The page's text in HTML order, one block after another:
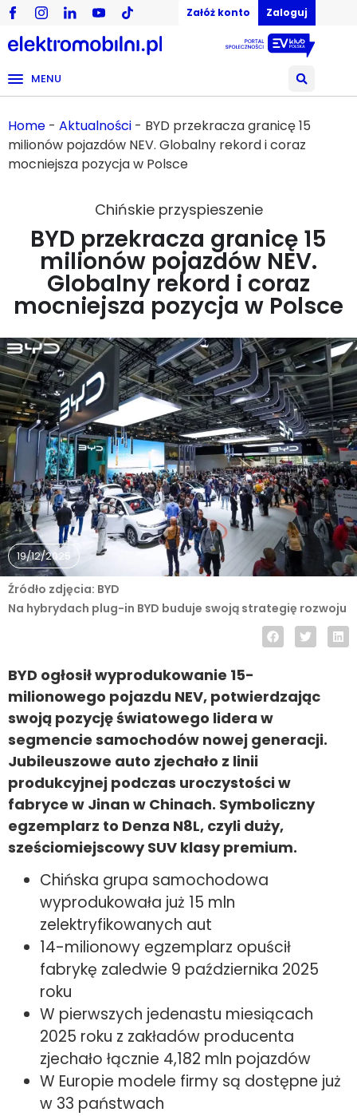
Załóż konto Zaloguj
MENU
Home - Aktualności - BYD przekracza granicę 15
milionów pojazdów NEV. Globalny rekord i coraz
mocniejsza pozycja w Polsce
Chińskie przyspieszenie
BYD przekracza granicę 15
milionów pojazdów NEV.
Globalny rekord i coraz
mocniejsza pozycja w Polsce
19/12/2025
Na hybrydach plug-in BYD buduje swoją strategię rozwoju
Źródło zdjęcia: BYD
BYD ogłosił wyprodukowanie 15-
milionowego pojazdu NEV, potwierdzając
swoją pozycję światowego lidera w
segmencie samochodów nowej generacji.
Jubileuszowe auto zjechało z linii
produkcyjnej podczas uroczystości w
fabryce w Jinan w Chinach. Symboliczny
egzemplarz to Denza N8L, czyli duży,
sześciomiejscowy SUV klasy premium.
Chińska grupa samochodowa
wyprodukowała już 15 mln
zelektryfikowanych aut
14-milionowy egzemplarz opuścił
fabrykę zaledwie 9 października 2025
roku
W pierwszych jedenastu miesiącach
2025 roku z zakładów producenta
zjechało łącznie 4,182 mln pojazdów
W Europie modele firmy są dostępne już
w 33 państwach